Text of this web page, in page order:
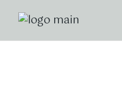
Erstes